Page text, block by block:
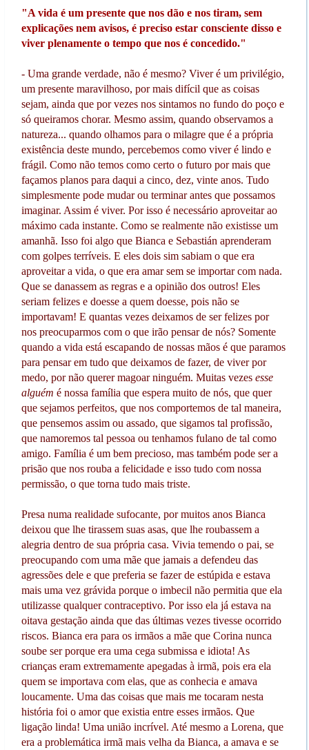
"A vida é um presente que nos dão e nos tiram, sem
explicações nem avisos, é preciso estar consciente disso e
viver plenamente o tempo que nos é concedido."
- Uma grande verdade, não é mesmo? Viver é um privilégio,
um presente maravilhoso, por mais difícil que as coisas
sejam, ainda que por vezes nos sintamos no fundo do poço e
só queiramos chorar. Mesmo assim, quando observamos a
natureza... quando olhamos para o milagre que é a própria
existência deste mundo, percebemos como viver é lindo e
frágil. Como não temos como certo o futuro por mais que
façamos planos para daqui a cinco, dez, vinte anos. Tudo
simplesmente pode mudar ou terminar antes que possamos
imaginar. Assim é viver. Por isso é necessário aproveitar ao
máximo cada instante. Como se realmente não existisse um
amanhã. Isso foi algo que Bianca e Sebastián aprenderam
com golpes terríveis. E eles dois sim sabiam o que era
aproveitar a vida, o que era amar sem se importar com nada.
Que se danassem as regras e a opinião dos outros! Eles
seriam felizes e doesse a quem doesse, pois não se
importavam! E quantas vezes deixamos de ser felizes por
nos preocuparmos com o que irão pensar de nós? Somente
quando a vida está escapando de nossas mãos é que paramos
para pensar em tudo que deixamos de fazer, de viver por
medo, por não querer magoar ninguém. Muitas vezes esse
alguém é nossa família que espera muito de nós, que quer
que sejamos perfeitos, que nos comportemos de tal maneira,
que pensemos assim ou assado, que sigamos tal profissão,
que namoremos tal pessoa ou tenhamos fulano de tal como
amigo. Família é um bem precioso, mas também pode ser a
prisão que nos rouba a felicidade e isso tudo com nossa
permissão, o que torna tudo mais triste.
Presa numa realidade sufocante, por muitos anos Bianca
deixou que lhe tirassem suas asas, que lhe roubassem a
alegria dentro de sua própria casa. Vivia temendo o pai, se
preocupando com uma mãe que jamais a defendeu das
agressões dele e que preferia se fazer de estúpida e estava
mais uma vez grávida porque o imbecil não permitia que ela
utilizasse qualquer contraceptivo. Por isso ela já estava na
oitava gestação ainda que das últimas vezes tivesse ocorrido
riscos. Bianca era para os irmãos a mãe que Corina nunca
soube ser porque era uma cega submissa e idiota! As
crianças eram extremamente apegadas à irmã, pois era ela
quem se importava com elas, que as conhecia e amava
loucamente. Uma das coisas que mais me tocaram nesta
história foi o amor que existia entre esses irmãos. Que
ligação linda! Uma união incrível. Até mesmo a Lorena, que
era a problemática irmã mais velha da Bianca, a amava e se